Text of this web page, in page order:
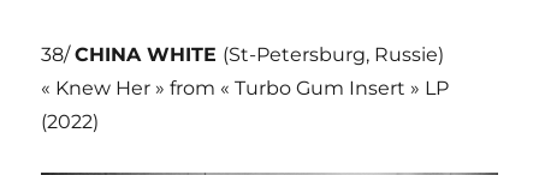
38/CHINA WHITE (St-Petersburg, Russie)
« Knew Her » from « Turbo Gum Insert » LP
(2022)